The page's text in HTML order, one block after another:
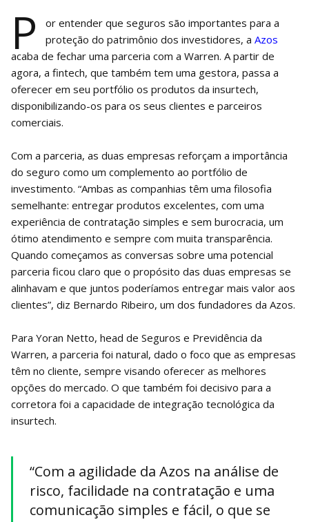
P
or entender que seguros são importantes para a
proteção do patrimônio dos investidores, a Azos
acaba de fechar uma parceria com a Warren. A partir de
agora, a fintech, que também tem uma gestora, passa a
oferecer em seu portfólio os produtos da insurtech,
disponibilizando-os para os seus clientes e parceiros
comerciais.
Com a parceria, as duas empresas reforçam a importância
do seguro como um complemento ao portfólio de
investimento. “Ambas as companhias têm uma filosofia
semelhante: entregar produtos excelentes, com uma
experiência de contratação simples e sem burocracia, um
ótimo atendimento e sempre com muita transparência.
Quando começamos as conversas sobre uma potencial
parceria ficou claro que o propósito das duas empresas se
alinhavam e que juntos poderíamos entregar mais valor aos
clientes”, diz Bernardo Ribeiro, um dos fundadores da Azos.
Para Yoran Netto, head de Seguros e Previdência da
Warren, a parceria foi natural, dado o foco que as empresas
têm no cliente, sempre visando oferecer as melhores
opções do mercado. O que também foi decisivo para a
corretora foi a capacidade de integração tecnológica da
insurtech.
“Com a agilidade da Azos na análise de
risco, facilidade na contratação e uma
comunicação simples e fácil, o que se